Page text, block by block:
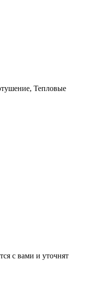
Тепловые
с вами и уточнят